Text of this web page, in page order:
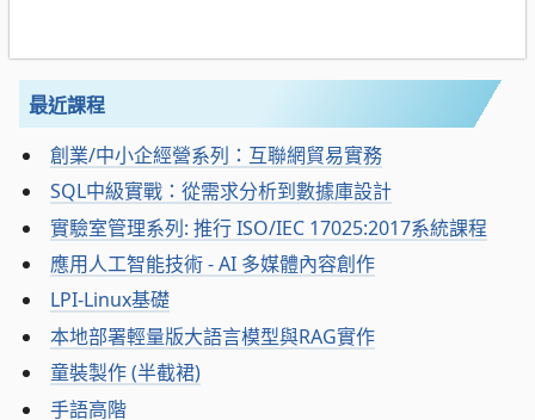
最近課程
創業/中小企經營系列：互聯網貿易實務
SQL中級實戰：從需求分析到數據庫設計
實驗室管理系列: 推行 ISO/IEC 17025:2017系統課程
應用人工智能技術 - AI 多媒體內容創作
LPI-Linux基礎
本地部署輕量版大語言模型與RAG實作
童裝製作 (半截裙)
手語高階